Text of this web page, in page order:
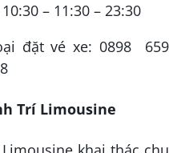
– 11:30 – 23:30
đặt vé xe: 0898
Trí Limousine